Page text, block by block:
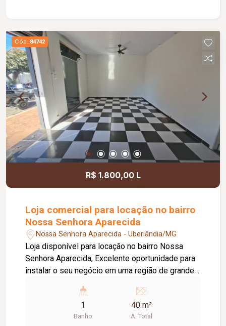
prontos para morar, proporcionando conforto e
praticidade no dia a dia.
Cód. 84742
R$ 1.800,00 L
Loja comercial para locação no bairro
Nossa Senhora Aparecida
Nossa Senhora Aparecida - Uberlândia/MG
Loja disponível para locação no bairro Nossa
Senhora Aparecida, Excelente oportunidade para
instalar o seu negócio em uma região de grande
PVC, proporcionando um ambiente mais
agradável e de fácil manutenção, além de 2
ventiladores de teto para maior conforto. A loja
1
Banho
40 m²
A. Total